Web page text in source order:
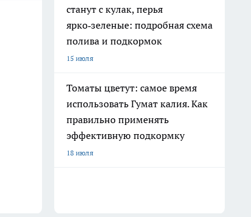
станут с кулак, перья
ярко‑зеленые: подробная схема
полива и подкормок
15 июля
Томаты цветут: самое время
использовать Гумат калия. Как
правильно применять
эффективную подкормку
18 июля